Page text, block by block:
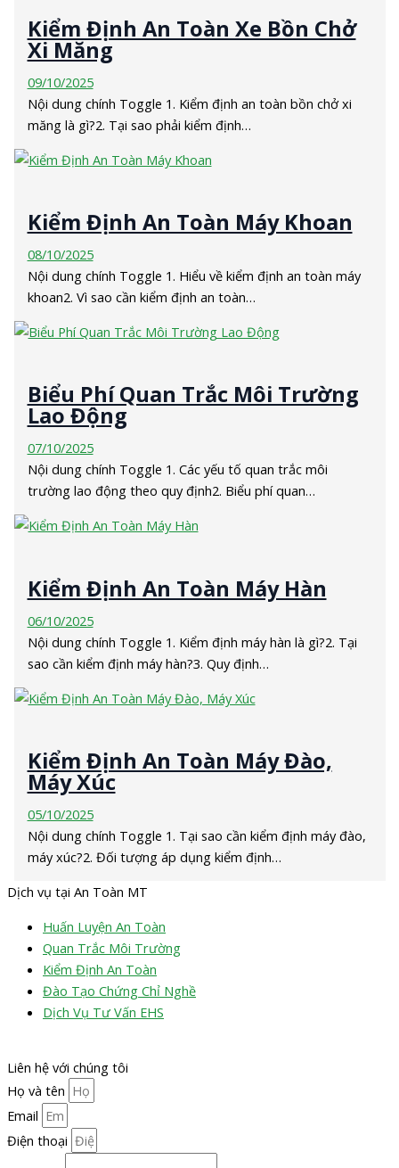
Kiểm Định An Toàn Xe Bồn Chở
Xi Măng
09/10/2025
Nội dung chính Toggle 1. Kiểm định an toàn bồn chở xi
măng là gì?2. Tại sao phải kiểm định…
Kiểm Định An Toàn Máy Khoan
08/10/2025
Nội dung chính Toggle 1. Hiểu về kiểm định an toàn máy
khoan2. Vì sao cần kiểm định an toàn…
Biểu Phí Quan Trắc Môi Trường
Lao Động
07/10/2025
Nội dung chính Toggle 1. Các yếu tố quan trắc môi
trường lao động theo quy định2. Biểu phí quan…
Kiểm Định An Toàn Máy Hàn
06/10/2025
Nội dung chính Toggle 1. Kiểm định máy hàn là gì?2. Tại
sao cần kiểm định máy hàn?3. Quy định…
Kiểm Định An Toàn Máy Đào,
Máy Xúc
05/10/2025
Nội dung chính Toggle 1. Tại sao cần kiểm định máy đào,
máy xúc?2. Đối tượng áp dụng kiểm định…
Dịch vụ tại An Toàn MT
Huấn Luyện An Toàn
Quan Trắc Môi Trường
Kiểm Định An Toàn
Đào Tạo Chứng Chỉ Nghề
Dịch Vụ Tư Vấn EHS
Liên hệ với chúng tôi
Họ và tên
Email
Điện thoại